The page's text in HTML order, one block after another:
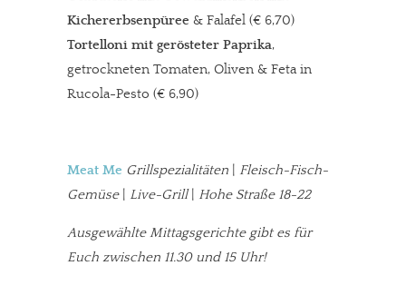
Kichererbsenpüree & Falafel (€ 6,70)
Tortelloni mit gerösteter Paprika,
getrockneten Tomaten, Oliven & Feta in
Rucola-Pesto (€ 6,90)
Meat Me Grillspezialitäten
Fleisch-Fisch-
Gemüse| Live-Grill| Hohe Straße 18-22
Ausgewählte Mittagsgerichte gibt es für
Euch zwischen 11.30 und 15 Uhr!